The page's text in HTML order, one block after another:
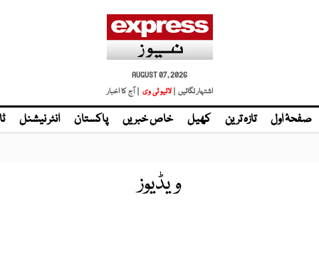
AUGUST 07, 2026
اشتہار لگائیں | لائیو ٹی وی | آج کا اخبار
صفحۂ اول تازہ ترین کھیل خاص خبریں پاکستان انٹر نیشنل
ویڈیوز